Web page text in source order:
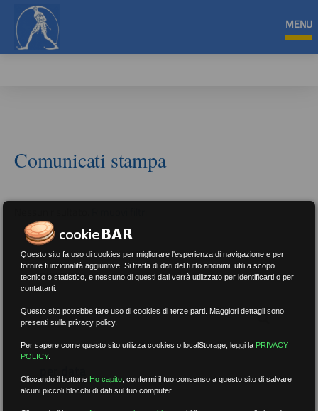
MENU
Comunicati stampa
RICERCA
Questo sito fa uso di cookies per migliorare l'esperienza di navigazione e per
fornire funzionalità aggiuntive. Si tratta di dati del tutto anonimi, utili a scopo
tecnico o statistico, e nessuno di questi dati verrà utilizzato per identificarti o per
contattarti.
Questo sito potrebbe fare uso di cookies di terze parti. Maggiori dettagli sono
presenti sulla privacy policy.
Per sapere come questo sito utilizza cookies o localStorage, leggi la PRIVACY
POLICY.
Cliccando il bottone Ho capito ,confermi il tuo consenso a questo sito di salvare
alcuni piccoli blocchi di dati sul tuo computer.